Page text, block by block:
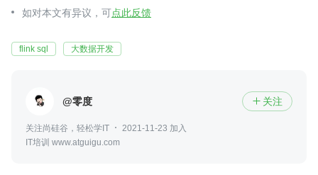
如对本文有异议，可点此反馈
flink sql 大数据开发
@零度  关注
关注尚硅谷，轻松学IT
2021-11-23 加入
IT培训 www.atguigu.com